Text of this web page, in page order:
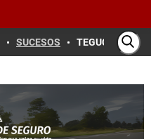
SUCESOS TEGUCIGALPA